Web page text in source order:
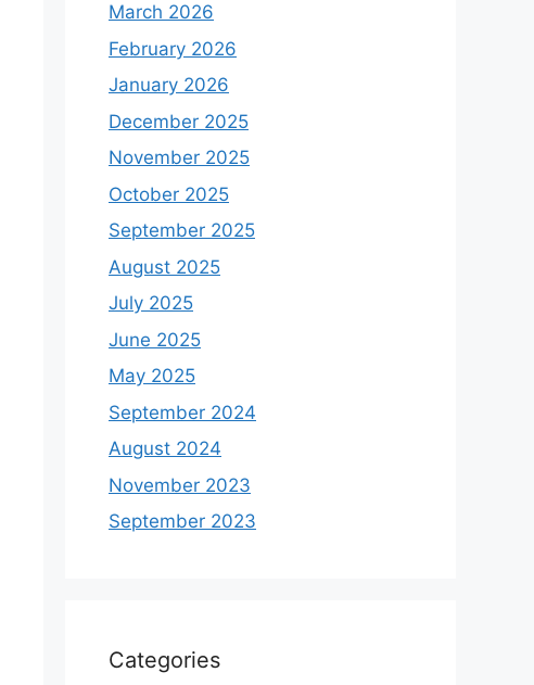
March 2026
February 2026
January 2026
December 2025
November 2025
October 2025
September 2025
August 2025
July 2025
June 2025
May 2025
September 2024
August 2024
November 2023
September 2023
Categories